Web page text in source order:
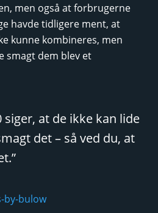
men også at forbrugerne
havde tidligere ment, at
kunne kombineres, men
smagt dem blev et
siger, at de ikke kan lide
det – så ved du, at